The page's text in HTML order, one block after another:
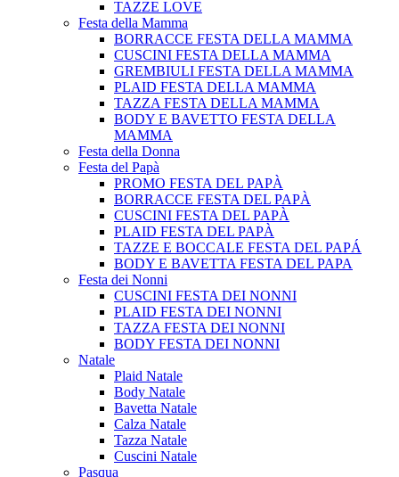
TAZZE LOVE
Festa della Mamma
BORRACCE FESTA DELLA MAMMA
CUSCINI FESTA DELLA MAMMA
GREMBIULI FESTA DELLA MAMMA
PLAID FESTA DELLA MAMMA
TAZZA FESTA DELLA MAMMA
BODY E BAVETTO FESTA DELLA
MAMMA
Festa della Donna
Festa del Papà
PROMO FESTA DEL PAPÀ
BORRACCE FESTA DEL PAPÀ
CUSCINI FESTA DEL PAPÀ
PLAID FESTA DEL PAPÀ
TAZZE E BOCCALE FESTA DEL PAPÁ
BODY E BAVETTA FESTA DEL PAPA
Festa dei Nonni
CUSCINI FESTA DEI NONNI
PLAID FESTA DEI NONNI
TAZZA FESTA DEI NONNI
BODY FESTA DEI NONNI
Natale
Plaid Natale
Body Natale
Bavetta Natale
Calza Natale
Tazza Natale
Cuscini Natale
Pasqua